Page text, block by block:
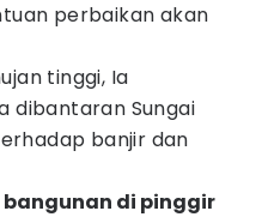
perbaikan akan
tinggi, Ia
dibantaran Sungai
banjir dan
bangunan di pinggir